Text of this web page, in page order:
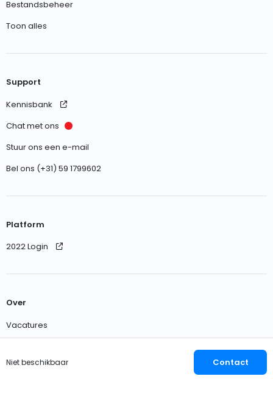
Niet beschikbaar Contact
Bestandsbeheer
Toon alles
Support
Kennisbank
Chat met ons
Stuur ons een e-mail
Bel ons (+31) 59 1799602
Platform
2022 Login
Over
Vacatures